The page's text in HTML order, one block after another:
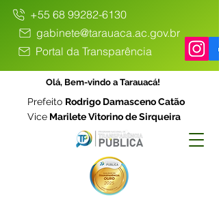
+55 68 99282-6130
gabinete@tarauaca.ac.gov.br
Portal da Transparência
Olá, Bem-vindo a Tarauacá!
Prefeito Rodrigo Damasceno Catão
Vice Marilete Vitorino de Sirqueira